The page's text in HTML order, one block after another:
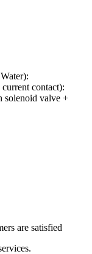
contact):
solenoid valve +
are satisfied